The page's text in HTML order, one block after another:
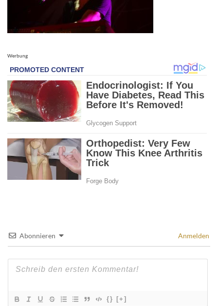
Werbung
Abonnieren Anmelden
{} [+]